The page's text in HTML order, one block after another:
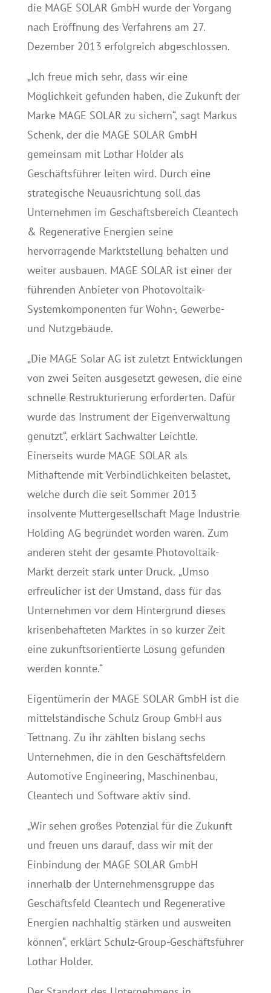
die MAGE SOLAR GmbH wurde der Vorgang
nach Eröffnung des Verfahrens am 27.
Dezember 2013 erfolgreich abgeschlossen.
„Ich freue mich sehr, dass wir eine
Möglichkeit gefunden haben, die Zukunft der
Marke MAGE SOLAR zu sichern“, sagt Markus
Schenk, der die MAGE SOLAR GmbH
gemeinsam mit Lothar Holder als
Geschäftsführer leiten wird. Durch eine
strategische Neuausrichtung soll das
Unternehmen im Geschäftsbereich Cleantech
& Regenerative Energien seine
hervorragende Marktstellung behalten und
weiter ausbauen. MAGE SOLAR ist einer der
führenden Anbieter von Photovoltaik-
Systemkomponenten für Wohn-, Gewerbe-
und Nutzgebäude.
„Die MAGE Solar AG ist zuletzt Entwicklungen
von zwei Seiten ausgesetzt gewesen, die eine
schnelle Restrukturierung erforderten. Dafür
wurde das Instrument der Eigenverwaltung
genutzt“, erklärt Sachwalter Leichtle.
Einerseits wurde MAGE SOLAR als
Mithaftende mit Verbindlichkeiten belastet,
welche durch die seit Sommer 2013
insolvente Muttergesellschaft Mage Industrie
Holding AG begründet worden waren. Zum
anderen steht der gesamte Photovoltaik-
Markt derzeit stark unter Druck. „Umso
erfreulicher ist der Umstand, dass für das
Unternehmen vor dem Hintergrund dieses
krisenbehafteten Marktes in so kurzer Zeit
eine zukunftsorientierte Lösung gefunden
werden konnte.“
Eigentümerin der MAGE SOLAR GmbH ist die
mittelständische Schulz Group GmbH aus
Tettnang. Zu ihr zählten bislang sechs
Unternehmen, die in den Geschäftsfeldern
Automotive Engineering, Maschinenbau,
Cleantech und Software aktiv sind.
„Wir sehen großes Potenzial für die Zukunft
und freuen uns darauf, dass wir mit der
Einbindung der MAGE SOLAR GmbH
innerhalb der Unternehmensgruppe das
Geschäftsfeld Cleantech und Regenerative
Energien nachhaltig stärken und ausweiten
können“, erklärt Schulz-Group-Geschäftsführer
Lothar Holder.